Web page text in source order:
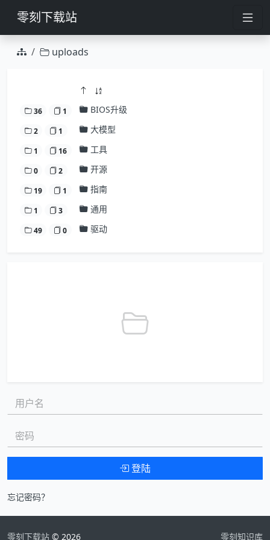
零刻下载站
uploads
36 1 BIOS升级
2 1 大模型
1 16 工具
0 2 开源
19 1 指南
1 3 通用
49 0 驱动
用户名:
密码:
登陆
忘记密码？
零刻下载站 © 2026 零刻知识库